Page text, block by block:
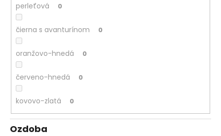
perleťová 0
čierna s avanturínom 0
oranžovo-hnedá 0
červeno-hnedá 0
kovovo-zlatá 0
Ozdoba